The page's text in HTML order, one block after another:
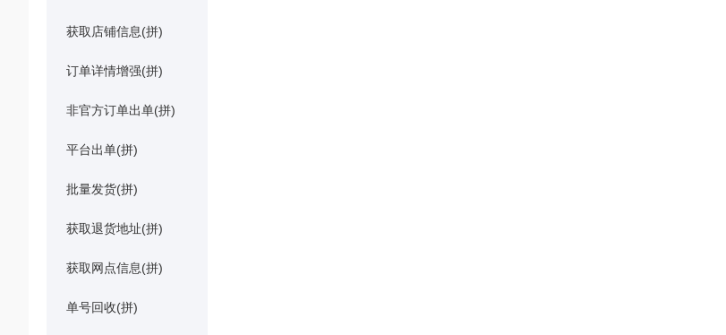
获取店铺信息(拼)
订单详情增强(拼)
非官方订单出单(拼)
平台出单(拼)
批量发货(拼)
获取退货地址(拼)
获取网点信息(拼)
单号回收(拼)